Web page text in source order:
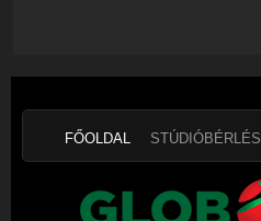
FŐOLDAL STÚDIÓBÉRLÉS